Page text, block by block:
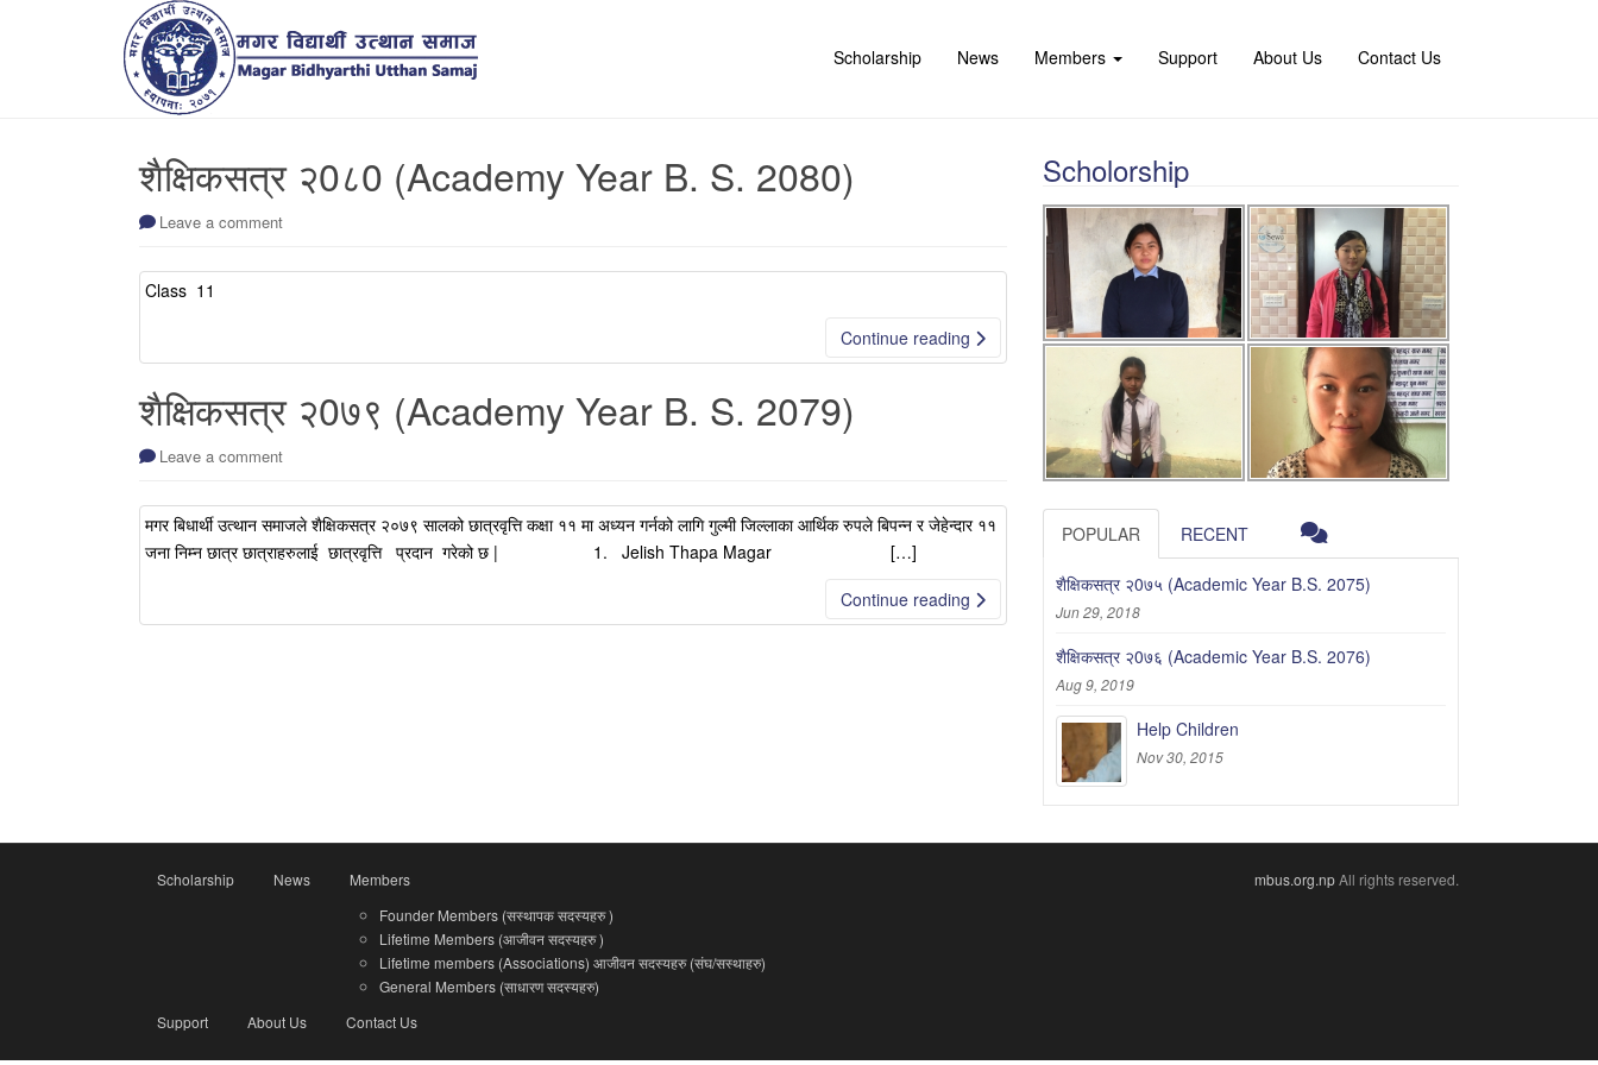
Scholarship News Members Support About Us Contact Us
शैक्षिकसत्र २0८0 (Academy Year B. S. 2080)
Leave a comment
Class 11
Continue reading
शैक्षिकसत्र २0७९ (Academy Year B. S. 2079)
Leave a comment
मगर बिधार्थी उत्थान समाजले शैक्षिकसत्र २०७९ सालको छात्रवृत्ति कक्षा ११ मा अध्यन गर्नको लागि गुल्मी जिल्लाका आर्थिक रुपले बिपन्न र जेहेन्दार ११
जना निम्न छात्र छात्राहरुलाई छात्रवृत्ति प्रदान गरेको छ | 1. Jelish Thapa Magar […]
Continue reading
Scholorship
POPULAR RECENT
शैक्षिकसत्र २0७५ (Academic Year B.S. 2075)
Jun 29, 2018
शैक्षिकसत्र २0७६ (Academic Year B.S. 2076)
Aug 9, 2019
Help Children
Nov 30, 2015
Scholarship News
Members
Founder Members (सस्थापक सदस्यहरु )
Lifetime Members (आजीवन सदस्यहरु )
Lifetime members (Associations) आजीवन सदस्यहरु (संघ/सस्थाहरु)
General Members (साधारण सदस्यहरु)
Support
About Us Contact Us
mbus.org.npAll rights reserved.